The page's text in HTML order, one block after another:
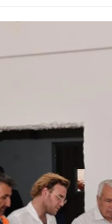
Bilecik
Bingöl
Bitlis